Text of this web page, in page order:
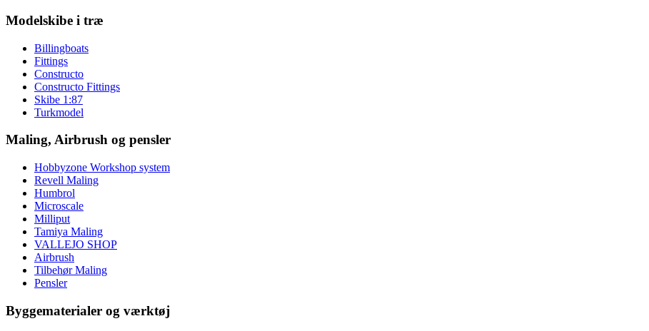
Modelskibe i træ
Billingboats
Fittings
Constructo
Constructo Fittings
Skibe 1:87
Turkmodel
Maling, Airbrush og pensler
Hobbyzone Workshop system
Revell Maling
Humbrol
Microscale
Milliput
Tamiya Maling
VALLEJO SHOP
Airbrush
Tilbehør Maling
Pensler
Byggematerialer og værktøj